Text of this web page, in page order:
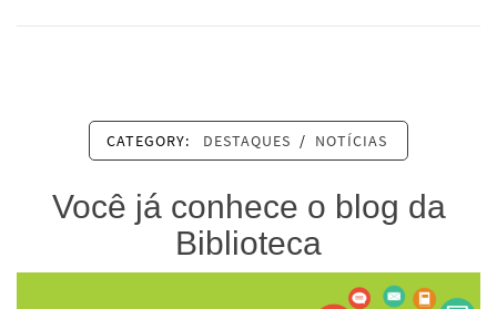
CATEGORY: DESTAQUES / NOTÍCIAS
Você já conhece o blog da
Biblioteca